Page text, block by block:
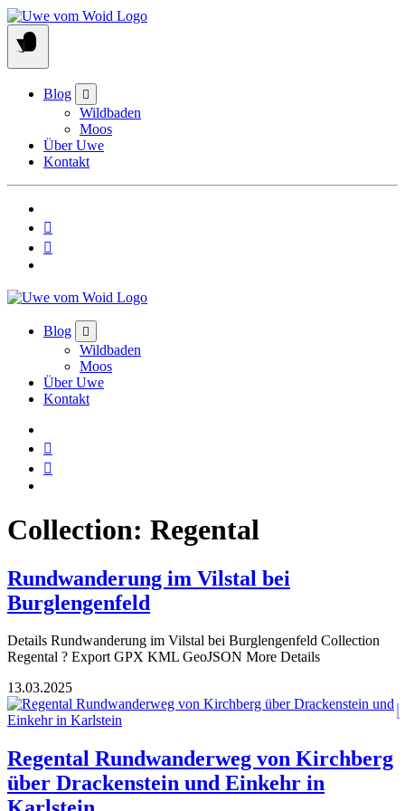
Skip
to
content
Blog
Wildbaden
Moos
Über Uwe
Kontakt
Blog
Wildbaden
Moos
Über Uwe
Kontakt
Collection: Regental
Rundwanderung im Vilstal bei
Burglengenfeld
Details Rundwanderung im Vilstal bei Burglengenfeld Collection
Regental ? Export GPX KML GeoJSON More Details
13.03.2025
Regental Rundwanderweg von Kirchberg
über Drackenstein und Einkehr in